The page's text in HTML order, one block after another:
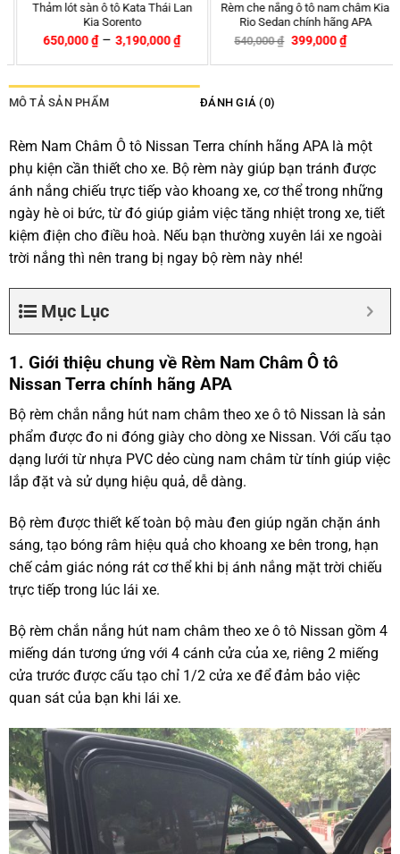
lót sàn ô tô Kata Thái Lan
Kia Sorento
650,000₫ – 3,190,000₫
Rèm che nắng ô tô nam châm Kia
Rio Sedan chính hãng APA
540,000₫ 399,000₫ -26%
MÔ TẢ SẢN PHẨM ĐÁNH GIÁ (0)
Rèm Nam Châm Ô tô Nissan Terra chính hãng APA là một
phụ kiện cần thiết cho xe. Bộ rèm này giúp bạn tránh được
ánh nắng chiếu trực tiếp vào khoang xe, cơ thể trong những
ngày hè oi bức, từ đó giúp giảm việc tăng nhiệt trong xe, tiết
kiệm điện cho điều hoà. Nếu bạn thường xuyên lái xe ngoài
trời nắng thì nên trang bị ngay bộ rèm này nhé!
Mục Lục
1. Giới thiệu chung về Rèm Nam Châm Ô tô
Nissan Terra chính hãng APA
Bộ rèm chắn nắng hút nam châm theo xe ô tô Nissan là sản
phẩm được đo ni đóng giày cho dòng xe Nissan. Với cấu tạo
dạng lưới từ nhựa PVC dẻo cùng nam châm từ tính giúp việc
lắp đặt và sử dụng hiệu quả, dễ dàng.
Bộ rèm được thiết kế toàn bộ màu đen giúp ngăn chặn ánh
sáng, tạo bóng râm hiệu quả cho khoang xe bên trong, hạn
chế cảm giác nóng rát cơ thể khi bị ánh nắng mặt trời chiếu
trực tiếp trong lúc lái xe.
Bộ rèm chắn nắng hút nam châm theo xe ô tô Nissan gồm 4
miếng dán tương ứng với 4 cánh cửa của xe, riêng 2 miếng
cửa trước được cấu tạo chỉ 1/2 cửa xe để đảm bảo việc
quan sát của bạn khi lái xe.